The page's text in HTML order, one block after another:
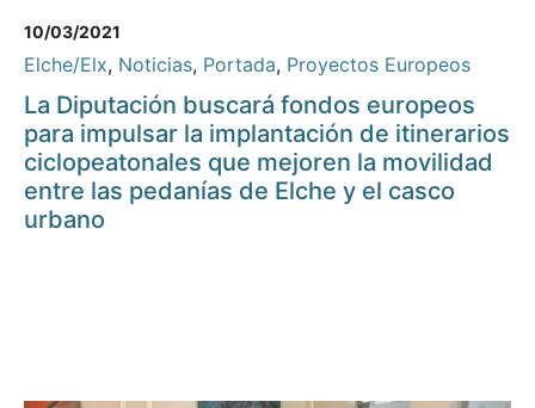
10/03/2021
Elche/Elx, Noticias, Portada, Proyectos Europeos
La Diputación buscará fondos europeos
para impulsar la implantación de itinerarios
ciclopeatonales que mejoren la movilidad
entre las pedanías de Elche y el casco
urbano